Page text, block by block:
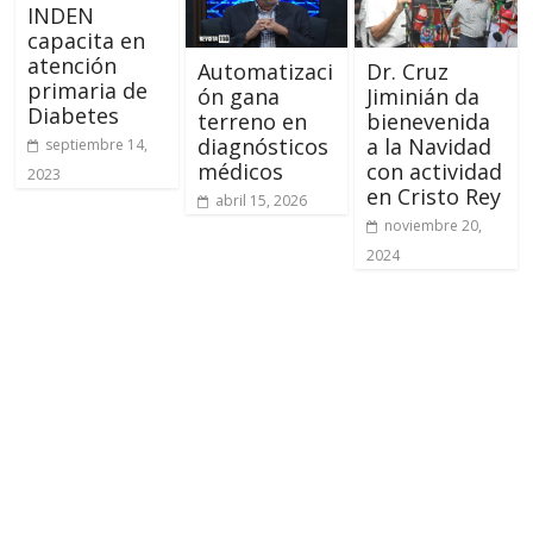
INDEN
capacita en
atención
primaria de
Diabetes
septiembre 14,
2023
Automatizaci
ón gana
terreno en
diagnósticos
médicos
abril 15, 2026
Dr. Cruz
Jiminián da
bienevenida
a la Navidad
con actividad
en Cristo Rey
noviembre 20,
2024